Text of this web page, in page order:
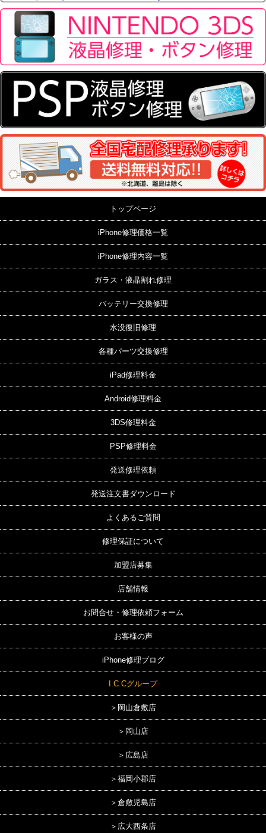
トップページ
iPhone修理価格一覧
iPhone修理内容一覧
ガラス・液晶割れ修理
バッテリー交換修理
水没復旧修理
各種パーツ交換修理
iPad修理料金
Android修理料金
3DS修理料金
PSP修理料金
発送修理依頼
発送注文書ダウンロード
よくあるご質問
修理保証について
加盟店募集
店舗情報
お問合せ・修理依頼フォーム
お客様の声
iPhone修理ブログ
I.C.Cグループ
＞岡山倉敷店
＞岡山店
＞広島店
＞福岡小郡店
＞倉敷児島店
＞広大西条店